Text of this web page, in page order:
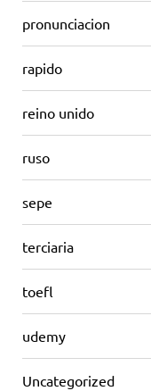
pronunciacion
rapido
reino unido
ruso
sepe
terciaria
toefl
udemy
Uncategorized